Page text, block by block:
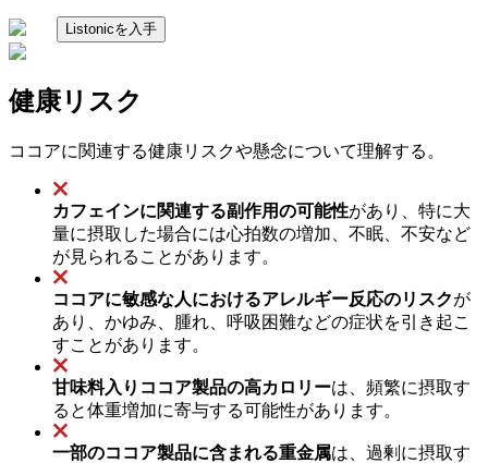
Listonicを入手
健康リスク
ココアに関連する健康リスクや懸念について理解する。
カフェインに関連する副作用の可能性があり、特に大
量に摂取した場合には心拍数の増加、不眠、不安など
が見られることがあります。
ココアに敏感な人におけるアレルギー反応のリスクが
あり、かゆみ、腫れ、呼吸困難などの症状を引き起こ
すことがあります。
甘味料入りココア製品の高カロリーは、頻繁に摂取す
ると体重増加に寄与する可能性があります。
一部のココア製品に含まれる重金属は、過剰に摂取す